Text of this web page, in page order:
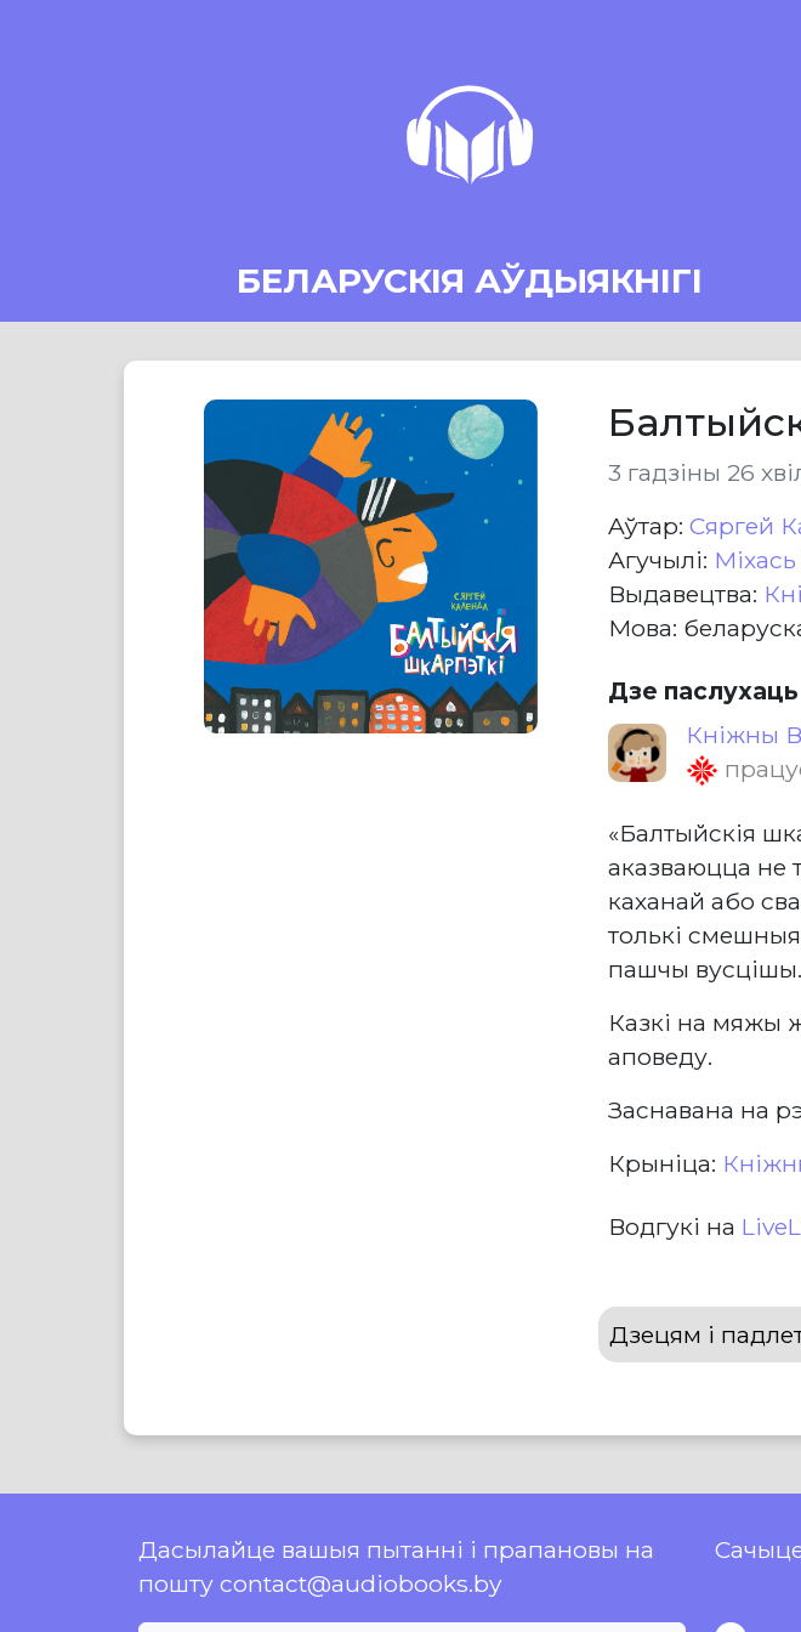
БЕЛАРУСКІЯ АЎДЫЯКНІГІ
3 гадзіны 26
Aўтар: Сяргей
Агучылі:
Выдавецтва:
Мова:
Дзе
Кніжны
«Балтыйскія
аказваюцца не
каханай або
толькі
пашчы вусцішы.
Казкі на мяжы
аповеду.
Заснавана на
Крыніца:
Водгукі на
Дзецям і
Дасылайце вашыя пытанні і прапановы на
пошту contact@audiobooks.by